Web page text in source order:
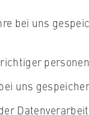
bei uns
uns